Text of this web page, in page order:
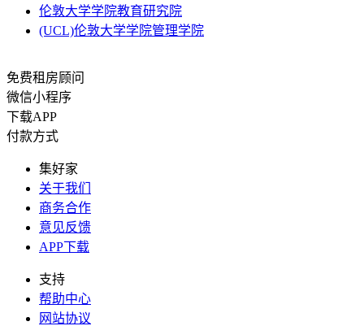
伦敦大学学院教育研究院
(UCL)伦敦大学学院管理学院
免费租房顾问
微信小程序
下载APP
付款方式
集好家
关于我们
商务合作
意见反馈
APP下载
支持
帮助中心
网站协议